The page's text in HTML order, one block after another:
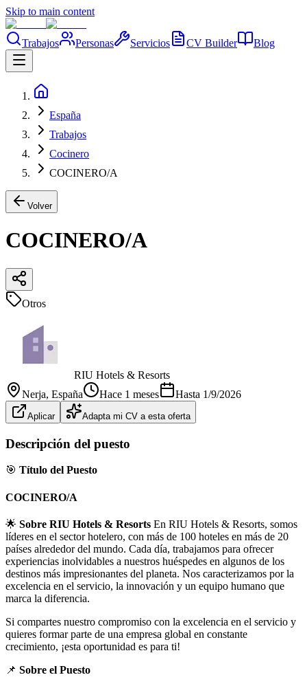
Skip to main content
Trabajos Personas Servicios CV Builder Blog
España
Trabajos
Cocinero
COCINERO/A
Volver
COCINERO/A
Otros
RIU Hotels & Resorts
Nerja, España Hace 1 meses Hasta 1/9/2026
Aplicar Adapta mi CV a esta oferta
Descripción del puesto
🎯 Título del Puesto
COCINERO/A
🌟 Sobre RIU Hotels & Resorts En RIU Hotels & Resorts, somos
líderes en el sector hotelero, con más de 100 hoteles en más de 20
países alrededor del mundo. Cada día, trabajamos para ofrecer
experiencias inolvidables a nuestros huéspedes en algunos de los
destinos más impresionantes del planeta. Nos caracterizamos por la
excelencia en el servicio, la innovación y un equipo humano que
marca la diferencia.
Si compartes nuestro compromiso con la excelencia en el servicio y
quieres formar parte de una empresa global en constante
crecimiento, ¡esta oportunidad es para ti!
📌 Sobre el Puesto